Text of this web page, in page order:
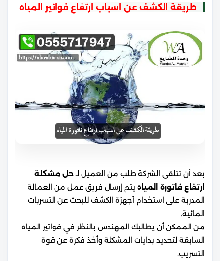
طريقة الكشف عن اسباب ارتفاع فواتير المياه
بعد أن تتلقى الشركة طلب من العميل لـحل مشكلة
ارتفاع فاتورة المياه يتم إرسال فريق عمل من العمالة
المدربة على استخدام أجهزة الكشف للبحث عن التسربات
المائية.
من الممكن أن يطالبك المهندس بالنظر في فواتير المياه
السابقة لتحديد بدايات المشكلة وأخذ فكرة عن قوة
التسريب.